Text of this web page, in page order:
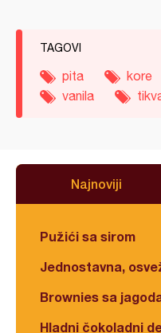
TAGOVI
pita kore
vanila
Najnoviji
Pužići sa sirom
Jednostavna,
Brownies sa
Hladni čokoladni